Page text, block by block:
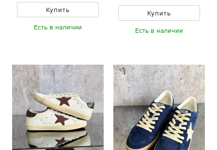
Купить
Есть в наличии
Купить
Есть в наличии